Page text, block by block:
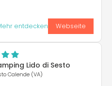
entdecken Webseite
Lido di Sesto
Calende (VA)